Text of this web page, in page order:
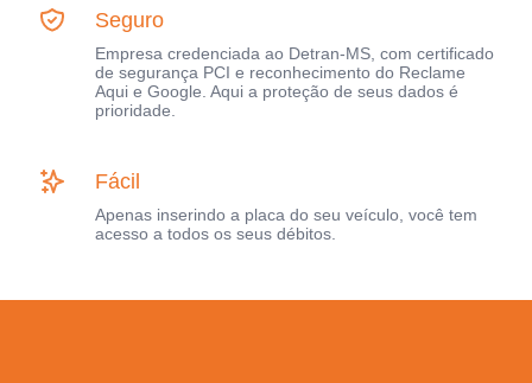
Seguro
Empresa credenciada ao Detran-MS, com certificado
de segurança PCI e reconhecimento do Reclame
Aqui e Google. Aqui a proteção de seus dados é
prioridade.
Fácil
Apenas inserindo a placa do seu veículo, você tem
acesso a todos os seus débitos.